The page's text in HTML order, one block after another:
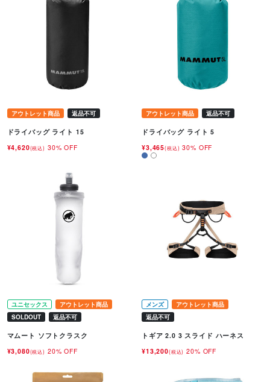
アウトレット商品 返品不可
ドライバッグ ライト 15
¥4,620(税込) 30% OFF
アウトレット商品 返品不可
ドライバッグ ライト 5
¥3,465(税込) 30% OFF
ユニセックス
アウトレット商品
SOLDOUT
返品不可
マムート ソフトクラスク
¥3,080(税込) 20% OFF
メンズ
アウトレット商品
返品不可
トギア 2.0 3 スライド ハーネス
¥13,200(税込) 20% OFF